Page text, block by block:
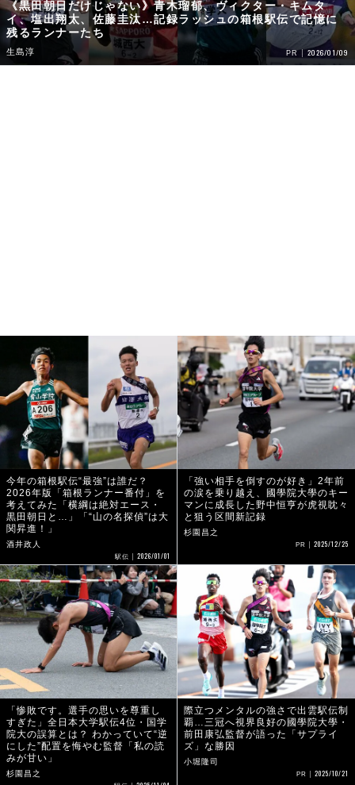
《黒田朝日だけじゃない》青木瑠郁、ヴィクター・キムタ
イ、塩出翔太、佐藤圭汰…記録ラッシュの箱根駅伝で記憶に
残るランナーたち
生島淳 PR 2026/01/09
今年の箱根駅伝“最強”は誰だ？
2026年版「箱根ランナー番付」を
考えてみた「横綱は絶対エース・
黒田朝日と…」「“山の名探偵”は大
関昇進！」
酒井政人
駅伝 2026/01/01
「強い相手を倒すのが好き」2年前
の涙を乗り越え、國學院大學のキー
マンに成長した野中恒亨が虎視眈々
と狙う区間新記録
杉園昌之
PR 2025/12/25
「惨敗です。選手の思いを尊重し
すぎた」全日本大学駅伝4位・国学
院大の誤算とは？ わかっていて“逆
にした”配置を悔やむ監督「私の読
みが甘い」
杉園昌之
際立つメンタルの強さで出雲駅伝制
覇…三冠へ視界良好の國學院大學・
前田康弘監督が語った「サプライ
ズ」な勝因
小堀隆司
PR 2025/10/21